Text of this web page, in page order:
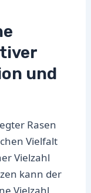
und
Rasen
Vielfalt
Vielzahl
kann der
Vielzahl